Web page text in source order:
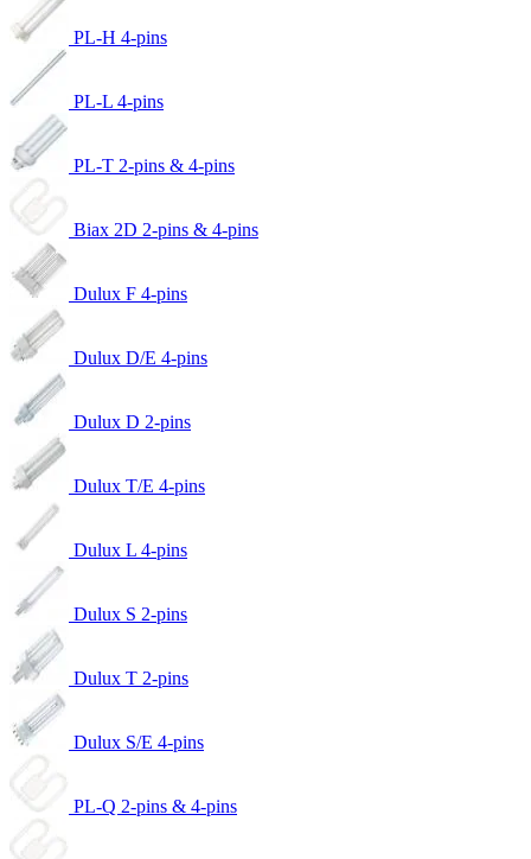
PL-H 4-pins
PL-L 4-pins
PL-T 2-pins & 4-pins
Biax 2D 2-pins & 4-pins
Dulux F 4-pins
Dulux D/E 4-pins
Dulux D 2-pins
Dulux T/E 4-pins
Dulux L 4-pins
Dulux S 2-pins
Dulux T 2-pins
Dulux S/E 4-pins
PL-Q 2-pins & 4-pins